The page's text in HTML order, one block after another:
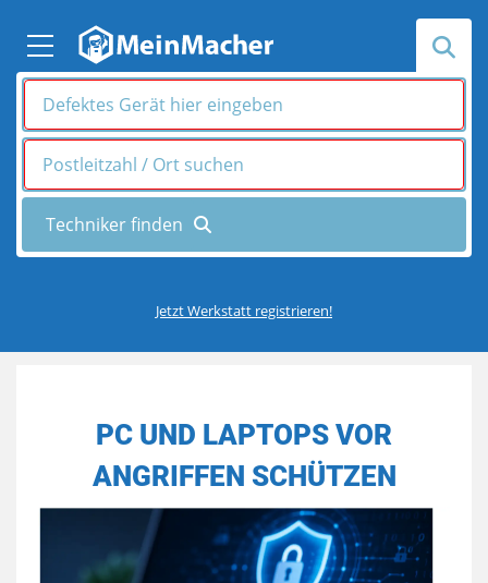
Jetzt Werkstatt registrieren!
PC UND LAPTOPS VOR
ANGRIFFEN SCHÜTZEN